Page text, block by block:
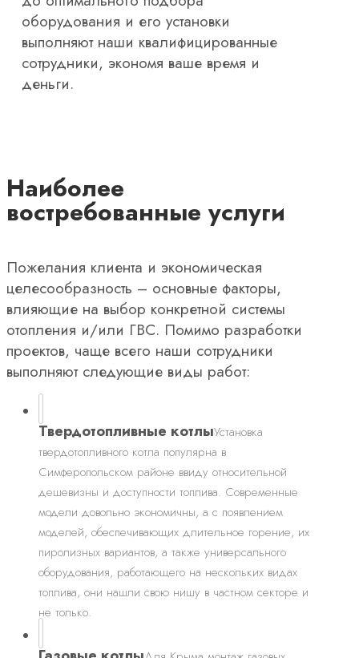
оборудования и его установки
выполняют наши квалифицированные
сотрудники, экономя ваше время и
деньги.
Наиболее
востребованные услуги
Пожелания клиента и экономическая
целесообразность – основные факторы,
влияющие на выбор конкретной системы
отопления и/или ГВС. Помимо разработки
проектов, чаще всего наши сотрудники
выполняют следующие виды работ:
Твердотопливные котлыУстановка
твердотопливного котла популярна в
Симферопольском районе ввиду относительной
дешевизны и доступности топлива. Современные
модели довольно экономичны, а с появлением
моделей, обеспечивающих длительное горение, их
пиролизных вариантов, а также универсального
оборудования, работающего на нескольких видах
топлива, они нашли свою нишу в частном секторе и
не только.